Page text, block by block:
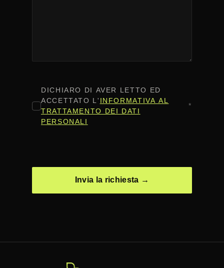
CONSENSO*
DICHIARO DI AVER LETTO ED
ACCETTATO L' INFORMATIVA AL
TRATTAMENTO DEI DATI
PERSONALI
*